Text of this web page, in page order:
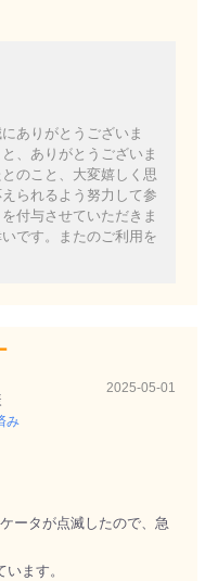
ありがとうございま
、ありがとうございま
のこと、大変嬉しく思
られるよう努力して参
付与させていただきま
です。またのご利用を
み
2025-05-01
ータが点滅したので、急
ます。